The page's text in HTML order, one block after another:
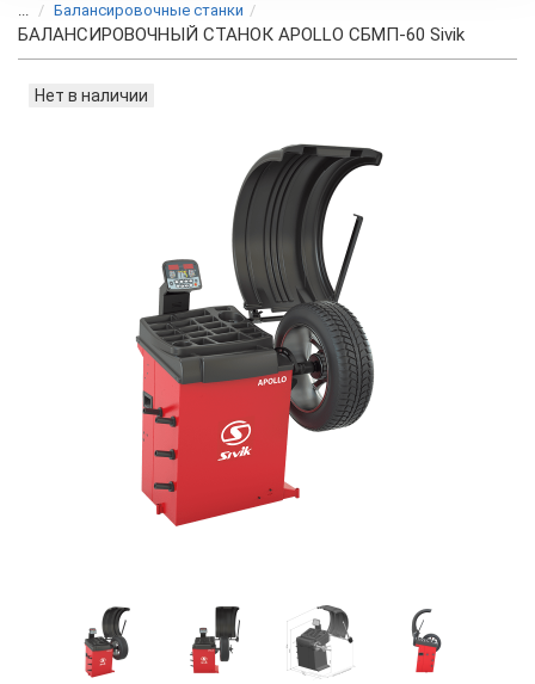
... Балансировочные станки
БАЛАНСИРОВОЧНЫЙ СТАНОК APOLLO СБМП-60 Sivik
Нет в наличии